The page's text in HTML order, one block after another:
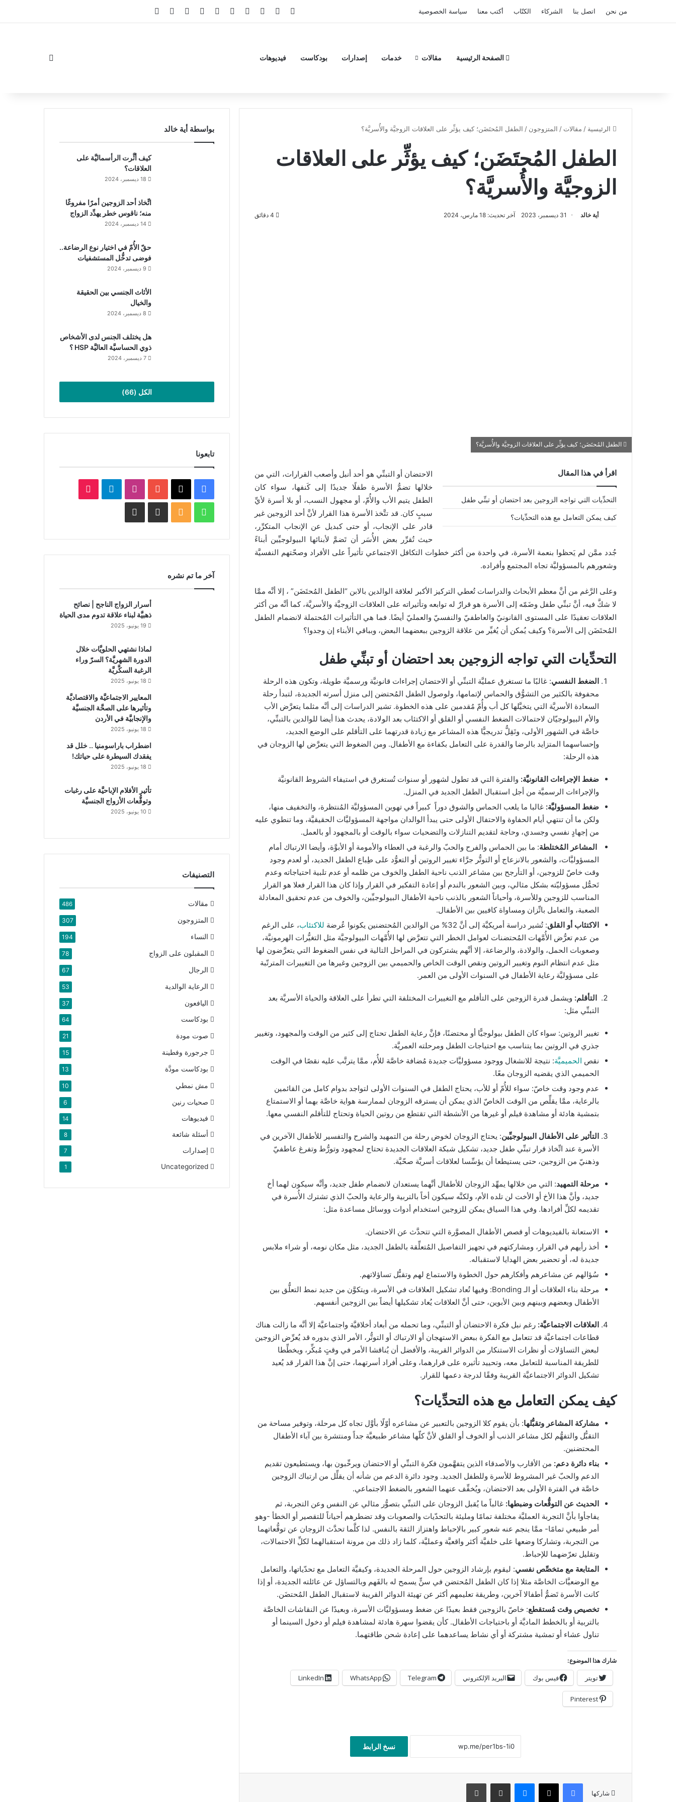
من نحن اتصل بنا الشركاء الكتّاب أكتب معنا سياسة الخصوصية فيسبوك ‫YouTubeانستقرام
تيلقرام ‫TikTokواتسابملخص الموقع RSS
Facebook Channel
الصفحة الرئيسية مقالات خدمات إصدارات بودكاست فيديوهات
الرئيسية / مقالات / المتزوجون / الطفل المُحتَضَن؛ كيف يؤثِّر على العلاقات الزوجيَّة والأُسريَّة؟
الطفل المُحتَضَن؛ كيف يؤثِّر على العلاقات
الزوجيَّة والأُسريَّة؟
أية خالد 31 ديسمبر، 2023 آخر تحديث: 18 مارس، 2024
الطفل المُحتَضَن؛ كيف يؤثِّر على العلاقات الزوجيَّة والأُسريَّة؟
اقرأ في هذا المقال
التحدِّيات التي تواجه الزوجين بعد احتضان أو تبنِّي طفل
كيف يمكن التعامل مع هذه التحدِّيات؟
الاحتضان أو التبنِّي هو أحد أنبل وأصعب القرارات، التي من
خلالها تضمُّ الأسرة طفلًا جديدًا إلى كَنفها، سواء كان
الطفل يتيم الأب والأُمّ، أو مجهول النسب، أو بلا أسرة لأيِّ
سببٍ كان. قد تتَّخذ الأسرة هذا القرار لأنَّ أحد الزوجين غير
قادر على الإنجاب، أو حتى كبديل عن الإنجاب المتكرِّر،
حيث تُقرِّر بعض الأُسَر أن تَضمَّ لأبنائها البيولوجيِّين أبناءً
جُدد ممَّن لم يَحظوا بنعمة الأسرة، في واحدة من أكثر خطوات التكافل الاجتماعي تأثيراً على الأفراد وصحّتهم النفسيَّة
وشعورهم بالمسؤوليَّة تجاه المجتمع وأفراده.
وعلى الرَّغم من أنَّ معظم الأبحاث والدراسات تُعطي التركيز الأكبر لعلاقة الوالدين بالابن “الطفل المُحتَضَن” ، إلا أنَّه ممَّا
لا شكَّ فيه، أنَّ تبنِّي طفل وضَمّه إلى الأسرة هو قرارٌ له توابعه وتأثيراته على العلاقات الزوجيَّة والأسريَّة، كما أنَّه من أكثر
العلاقات تعقيدًا على المستوى القانونيّ والعاطفيّ والنفسيّ والعمليّ أيضًا. فما هي التأثيرات المُحتملة لانضمام الطفل
المُحتَضَن إلى الأسرة؟ وكيف يُمكن أن يُغيِّر من علاقة الزوجين ببعضهما البعض، وبباقي الأبناء إن وجدوا؟
التحدِّيات التي تواجه الزوجين بعد احتضان أو تبنِّي طفل
الضغط النفسي: غالبًا ما تستغرق عمليَّة التبنِّي أو الاحتضان إجراءات قانونيَّة ورسميَّة طويلة، وتكون هذه الرحلة
محفوفة بالكثير من التشوُّق والحماس لإتمامها، ولوصول الطفل المُحتضن إلى منزل أسرته الجديدة، لتبدأ رحلة
السعادة الأسريَّة التي يتخيَّلها كل أب وأُمّ مُقدمين على هذه الخطوة. تشير الدراسات إلى أنَّه مثلما يتعرَّض الأب
والأم البيولوجيّان لاحتمالات الضغط النفسي أو القلق أو الاكتئاب بعد الولادة، يحدث هذا أيضا للوالدين بالتبنِّي،
خاصَّة في الشهور الأولى، وتَقِلُّ تدريجيًّا هذه المشاعر مع زيادة قدرتهما على التأقلم على الوضع الجديد،
وإحساسهما المتزايد بالرضا والقدرة على التعامل بكفاءة مع الأطفال. ومن الضغوط التي يتعرَّض لها الزوجان في
هذه الرحلة:
ضغط الإجراءات القانونيَّة: والفترة التي قد تطول لشهور أو سنوات تُستغرق في استيفاء الشروط القانونيَّة
والإجراءات الرسميَّة من أجل استقبال الطفل الجديد في المنزل.
ضغط المسؤوليَّة: غالبا ما يلعب الحماس والشوق دوراً كبيراً في تهوين المسؤوليَّة المُنتظرة، والتخفيف منها،
ولكن ما أن تنتهي أيام الحفاوة والاحتفال الأولى حتى يبدأ الوالدان مواجهة المسؤوليَّات الحقيقيَّة، وما تنطوي عليه
من إجهادٍ نفسي وجسدي، وحاجة لتقديم التنازلات والتضحيات سواء بالوقت أو بالمجهود أو بالعمل.
المشاعر المُختلطة: ما بين الحماس والفرح والحبّ والرغبة في العطاء والأمومة أو الأبوَّة، وأيضا الارتباك أمام
المسؤوليَّات، والشعور بالانزعاج أو التوتُّر جرَّاء تغيير الروتين أو التعوُّد على طِباع الطفل الجديد، أو لعدم وجود
وقت خاصّ للزوجين، أو التأرجح بين مشاعر الذنب ناحية الطفل والخوف من ظلمه أو عدم تلبية احتياجاته وعدم
تَحمُّل مسؤوليّته بشكل مثالي، وبين الشعور بالندم أو إعادة التفكير في القرار وإذا كان هذا القرار فعلا هو القرار
المناسب للزوجين وللأسرة، وأحياناً الشعور بالذنب ناحية الأطفال البيولوجيِّين، والخوف من عدم تحقيق المعادلة
الصعبة، والتعامل باتِّزان ومساواة كافيين بين الأطفال.
الاكتئاب أو القلق: تُشير دراسة أمريكيَّة إلى أنَّ 32% من الوالدين المُحتضنين يكونوا عُرضة للاكتئاب، على الرغم
من عدم تعرُّض الأُمَّهات المُحتضنات لعوامل الخطر التي تتعرَّض لها الأُمَّهات البيولوجيَّة مثل التغيُّرات الهرمونيَّة،
وصعوبات الحمل، والولادة، والرضاعة، إلا أنَّهم يشتركون في المراحل التالية في نفس الضغوط التي يتعرَّضون لها
مثل عدم انتظام النوم وتغيير الروتين ونقص الوقت الخاص والحميمي بين الزوجين وغيرها من التغييرات المترتّبة
على مسؤوليَّة رعاية الأطفال في السنوات الأولى من العمر.
التأقلم: ويشمل قدرة الزوجين على التأقلم مع التغييرات المختلفة التي تطرأ على العلاقة والحياة الأسريَّة بعد
التبنِّي مثل:
تغيير الروتين: سواء كان الطفل بيولوجيًّا أو محتضنًا، فإنَّ رعاية الطفل تحتاج إلى كثير من الوقت والمجهود، وتغيير
جذري في الروتين بما يتناسب مع احتياجات الطفل ومرحلته العمريَّة.
نقص الحميميَّة: نتيجة للانشغال ووجود مسؤوليَّات جديدة مُضافة خاصَّة للأُم، ممَّا يترتَّب عليه نقصًا في الوقت
الحميمي الذي يقضيه الزوجان معًا.
عدم وجود وقت خاصّ: سواء للأُمّ أو للأب، يحتاج الطفل في السنوات الأولى لتواجد بدوام كامل من القائمين
بالرعاية، ممَّا يقلِّص من الوقت الخاصّ الذي يمكن أن يسترقه الزوجان لممارسة هواية خاصَّة بهما أو الاستمتاع
بتمشية هادئة أو مشاهدة فيلم أو غيرها من الأنشطة التي تقتطع من روتين الحياة وتحتاج للتأقلم النفسي معها.
التأثير على الأطفال البيولوجيِّين: يحتاج الزوجان لخوض رحلة من التمهيد والشرح والتفسير للأطفال الآخرين في
الأسرة عند اتِّخاذ قرار تبنِّي طفل جديد، تشكيل شبكة العلاقات الجديدة تحتاج لمجهود وتورُّط وتفرغ عاطفيّ
وذهنيّ من الزوجين، حتى يستيطعا أن يؤسِّسا لعلاقات أسريَّة صحّيَّة.
مرحلة التمهيد: التي من خلالها يمهِّد الزوجان للأطفال أنَّهما يستعدان لانضمام طفل جديد، وأنَّه سيكون لهما أخ
جديد، وأنَّ هذا الأخ أو الأخت لن تلده الأم، ولكنَّه سيكون أخاً بالتربية والرعاية والحبّ الذي تشترك الأُسرة في
تقديمه لكلِّ أفرادها. وفي هذا السياق يمكن للزوجين استخدام أدوات ووسائل مساعدة مثل:
الاستعانة بالفيديوهات أو قصص الأطفال المصوَّرة التي تتحدَّث عن الاحتضان.
أخذ رأيهم في القرار، ومشاركتهم في تجهيز التفاصيل المُتعلِّقة بالطفل الجديد، مثل مكان نومه، أو شراء ملابس
جديدة له، أو تحضير بعض الهدايا لاستقباله.
سُؤالهم عن مشاعرهم وأفكارهم حول الخطوة والاستماع لهم وتقبُّل تساؤلاتهم.
مرحلة بناء العلاقات أو الـ Bonding: وفيها تُعاد تشكيل العلاقات في الأسرة، ويتكوَّن من جديد نمط التعلُّق بين
الأطفال وبعضهم وبينهم وبين الأبوين، حتى أنَّ العلاقات يُعاد تشكيلها أيضاً بين الزوجين أنفسهم.
العلاقات الاجتماعيَّة: رغم نبل فكرة الاحتضان أو التبنِّي، وما تحمله من أبعاد أخلاقيَّة واجتماعيَّة إلا أنَّه ما زالت هناك
قطاعات اجتماعيَّة قد تتعامل مع الفكرة ببعض الاستهجان أو الارتباك أو التوتُّر، الأمر الذي بدوره قد يُعرِّض الزوجين
لبعض التساؤلات أو نظرات الاستنكار من الدوائر القريبة، والأفضل أن يُناقشا الأمر في وقتٍ مُبكِّر، ويخطِّطا
للطريقة المناسبة للتعامل معه، وتحييد تأثيره على قرارهما، وعلى أفراد أسرتهما، حتى إنَّ هذا القرار قد يُعيد
تشكيل الدوائر الاجتماعيَّة القريبة وفقًا لدرجة دعمها للقرار.
كيف يمكن التعامل مع هذه التحدِّيات؟
مشاركة المشاعر وتقبُّلها: بأن يقوم كلا الزوجين بالتعبير عن مشاعره أوّلًا بأوَّل تجاه كل مرحلة، وتوفير مساحة من
التقبُّل والتفهُّم لكل مشاعر الذنب أو الخوف أو القلق لأنَّ كلّها مشاعر طبيعيَّة جداً ومنتشرة بين آباء الأطفال
المحتضنين.
بناء دائرة دعم: من الأقارب والأصدقاء الذين يتفهَّمون فكرة التبنِّي أو الاحتضان ويرحِّبون بها، ويستطيعون تقديم
الدعم والحبّ غير المشروط للأسرة وللطفل الجديد. وجود دائرة الدعم من شأنه أن يقلِّل من ارتباك الزوجين
خاصَّة في الفترة الأولى بعد الاحتضان، ويُخفِّف عنهما الشعور بالضغط الاجتماعي.
الحديث عن التوقُّعات وضبطها: غالباً ما يُقبل الزوجان على التبنِّي بتصوُّر مثالي عن النفس وعن التجربة، ثم
يفاجأوا بأنَّ التجربة العمليَّة مختلفة تمامًا ومليئة بالتحدّيات والصعوبات وقد تضطرهم أحياناً للتقصير أو الخطأ -وهو
أمر طبيعي تمامًا- ممَّا ينجم عنه شعور كبير بالإحباط واهتزاز الثقة بالنفس. لذا كلَّما تحدَّث الزوجان عن توقُّعاتهما
من التجربة، وتشاركا وضعها على خلفيَّة أكثر واقعيَّة وعمليَّة، كلما زاد ذلك من مرونة استقبالهما لكلِّ الاحتمالات،
وتقليل تعرّضهما للإحباط.
المتابعة مع متخصِّص نفسي: ليقوم بإرشاد الزوجين حول المرحلة الجديدة، وكيفيَّة التعامل مع تحدّياتها، والتعامل
مع الوضعيَّات الخاصَّة مثلا إذا كان الطفل المُحتضن في سنٍّ يسمح له بالفَهم وبالتساؤل عن عائلته الجديدة، أو إذا
كانت الأسرة تَضمُّ أطفالا آخرين، وطريقة تعليمهم أكثر عن تهيئة الدوائر القريبة لاستقبال الطفل المُحتضَن.
تخصيص وقت مُستقطع: خاصّ بالزوجين فقط بعيدًا عن ضغط ومسؤوليَّات الأسرة، وبعيدًا عن النقاشات الخاصَّة
بالتربية أو بالخطط الماديَّة أو باحتياجات الأطفال. كأن يقضوا سهرة هادئة لمشاهدة فيلم أو دخول السينما أو
تناول عشاء أو تمشية مشتركة أو أي نشاط يساعدهما على إعادة شحن طاقتهما.
شارك هذا الموضوع:
تويتر فيس بوك البريد الإلكتروني Telegram
WhatsApp
LinkedIn
Pinterest
نسخ الرابط
شاركها
فيسبوك ‫X ماسنجر مشاركة عبر البريد طباعة
بواسطة أية خالد
كيف أثَّرت الرأسماليَّة على
العلاقات؟
18 ديسمبر، 2024
اتِّخاذ أحد الزوجين أمرًا مفروغًا
منه؛ ناقوس خطر يهدِّد الزواج
14 ديسمبر، 2024
حقّ الأُمّ في اختيار نوع الرضاعة..
فوضى تدخُّل المستشفيات
9 ديسمبر، 2024
الأثاث الجنسي بين الحقيقة
والخيال
8 ديسمبر، 2024
هل يختلف الجنس لدى الأشخاص
ذوي الحساسيَّة العاليَّة HSP ؟
7 ديسمبر، 2024
الكل (66)
تابعونا
فيسبوك
‫X
‫YouTubeانستقرامتيلقرام‫TikTok
واتسابملخصFacebook
Whatsapp
آخر ما تم نشره
أسرار الزواج الناجح | نصائح
ذهبيَّة لبناء علاقة تدوم مدى الحياة
19 يونيو، 2025
لماذا نشتهي الحلويَّات خلال
الدورة الشهريَّة؟ السرّ وراء
الرغبة السكَّريَّة
18 يونيو، 2025
المعايير الاجتماعيَّة والاقتصاديَّة
وتأثيرها على الصحَّة الجنسيَّة
والإنجابيَّة في الأردن
18 يونيو، 2025
اضطراب باراسومنيا .. خلل قد
يفقدك السيطرة على حياتك!
18 يونيو، 2025
تأثير الأفلام الإباحيَّة على رغبات
وتوقُّعات الأزواج الجنسيَّة
10 يونيو، 2025
التصنيفات
مقالات 486
المتزوجون 307
النساء 194
المقبلون على الزواج 78
الرجال 67
الرعاية الوالدية 53
اليافعون 37
بودكاست 64
صوت مودة 21
جرجورة وفطينة 15
بودكاست مودَّة 13
مش نمطي 10
صحيات رنين 6
فيديوهات 14
أسئلة شائعة 8
إصدارات 7
Uncategorized
1